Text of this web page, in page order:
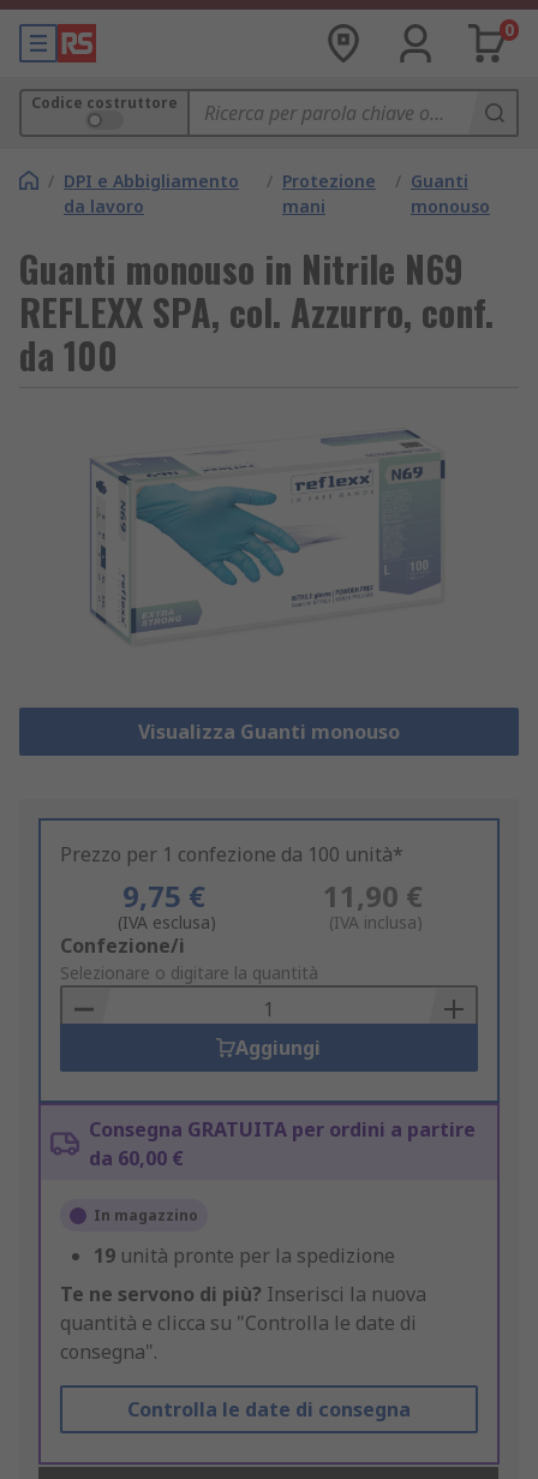
0
Codice costruttore
/ DPI e Abbigliamento
da lavoro
/ Protezione
mani
/ Guanti
monouso
Guanti monouso in Nitrile N69
REFLEXX SPA, col. Azzurro, conf.
da 100
Visualizza Guanti monouso
Prezzo per 1 confezione da 100 unità*
9,75 €
(IVA esclusa)
11,90 €
(IVA inclusa)
Add
to
Basket
Confezione/i
Selezionare o digitare la quantità
Aggiungi
Consegna GRATUITA per ordini a partire
da 60,00 €
In magazzino
19 unità pronte per la spedizione
Te ne servono di più? Inserisci la nuova
quantità e clicca su "Controlla le date di
consegna".
Controlla le date di consegna